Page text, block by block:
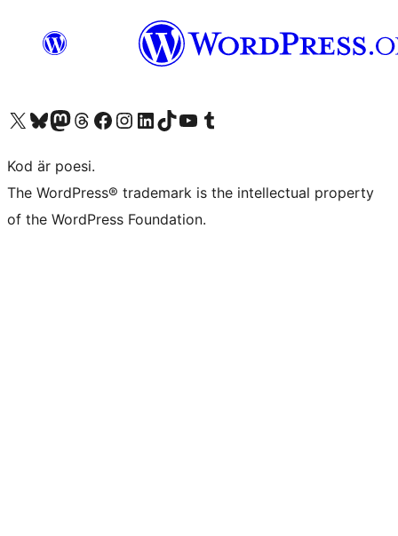
Besök vår X-konto (f.d. Twitter)
Besök vårt Bluesky-konto
Besök vårt Mastodon-konto
Besök vårt Thread-konto
Besök vår Facebook-sidaBesök vårt Instagram-konto
Besök vårt LinkedIn-konto
Besök vårt TikTok-konto
Besök vår YouTube-kanalBesök vårt Tumblr-konto
Kod är poesi.
The WordPress® trademark is the intellectual property
of the WordPress Foundation.